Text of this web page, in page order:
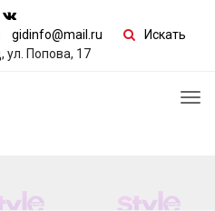
gidinfo@mail.ru
Искать
ул. Попова, 17